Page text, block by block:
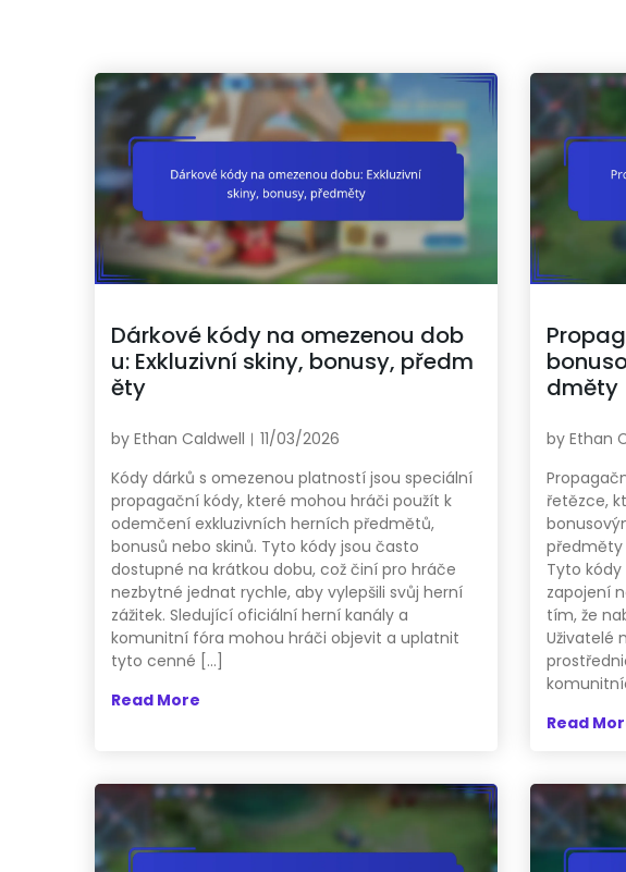
Dárkové kódy na omezenou dob
u: Exkluzivní skiny, bonusy, předm
ěty
by Ethan Caldwell
11/03/2026
Kódy dárků s omezenou platností jsou speciální
propagační kódy, které mohou hráči použít k
odemčení exkluzivních herních předmětů,
bonusů nebo skinů. Tyto kódy jsou často
dostupné na krátkou dobu, což činí pro hráče
nezbytné jednat rychle, aby vylepšili svůj herní
zážitek. Sledující oficiální herní kanály a
komunitní fóra mohou hráči objevit a uplatnit
tyto cenné […]
Read More
dměty
by Ethan
řetězce,
předměty
Tyto
zapojení
tím, že
Uživatelé
Read